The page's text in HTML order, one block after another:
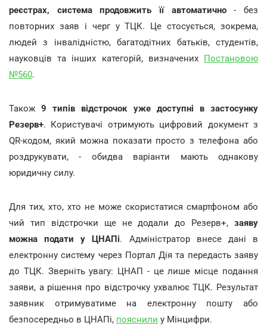
реєстрах, система продовжить її автоматично- без
повторних заяв і черг у ТЦК. Це стосується, зокрема,
людей з інвалідністю, багатодітних батьків, студентів,
науковців та інших категорій, визначених Постановою
№560.
Також9 типів відстрочок уже доступні в застосунку
Резерв+. Користувачі отримують цифровий документ з
QR-кодом, який можна показати просто з телефона або
роздрукувати, - обидва варіанти мають однакову
юридичну силу.
Для тих, хто, хто не може скористатися смартфоном або
чий тип відстрочки ще не додали до Резерв+, заяву
можна подати у ЦНАПі. Адміністратор внесе дані в
електронну систему через Портал Дія та передасть заяву
до ТЦК. Зверніть увагу: ЦНАП - це лише місце подання
заяви, а рішення про відстрочку ухвалює ТЦК. Результат
заявник отримуватиме на електронну пошту або
безпосередньо в ЦНАПі, пояснили у Мінцифри.